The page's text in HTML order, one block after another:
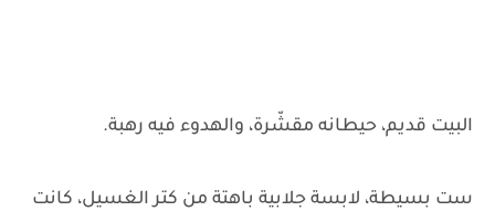
البيت قديم، حيطانه مقشّرة، والهدوء فيه رهبة.
ست بسيطة، لابسة جلابية باهتة من كتر الغسيل، كانت